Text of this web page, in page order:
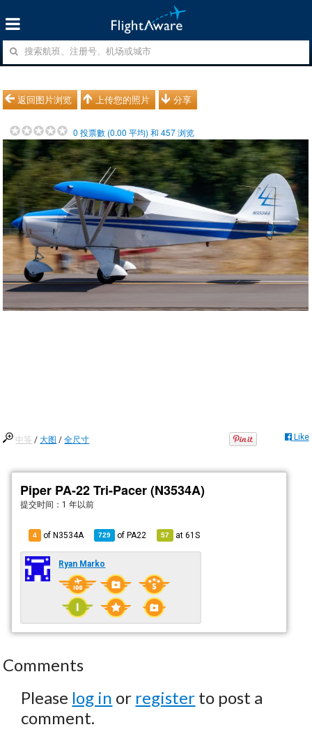
返回图片浏览 上传您的照片 分享
0 投票數 (0.00 平均) 和457浏览
中等 /大图 /全尺寸 Like
Piper PA-22 Tri-Pacer (N3534A)
提交时间： 1 年以前
4 of N3534A 729 ofPA22 57 at61S
Ryan Marko
Comments
Please log in or register to post a
comment.